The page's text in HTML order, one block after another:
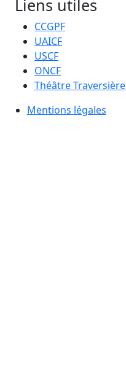
Liens utiles
CCGPF
UAICF
USCF
ONCF
Théâtre Traversière
Mentions légales